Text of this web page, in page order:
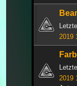
2019
2019